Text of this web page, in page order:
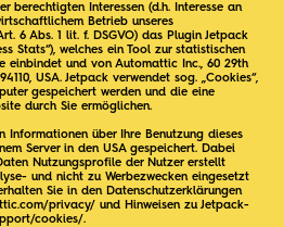
berechtigten Interessen (d.h. Interesse an
Betrieb unseres
6 Abs. 1 lit. f. DSGVO) das Plugin Jetpack
Stats“), welches ein Tool zur statistischen
einbindet und von Automattic Inc., 60 29th
USA. Jetpack verwendet sog. „Cookies“,
gespeichert werden und die eine
durch Sie ermöglichen.
Informationen über Ihre Benutzung dieses
Server in den USA gespeichert. Dabei
Nutzungsprofile der Nutzer erstellt
und nicht zu Werbezwecken eingesetzt
Sie in den Datenschutzerklärungen
privacy/ und Hinweisen zu Jetpack-
cookies/.